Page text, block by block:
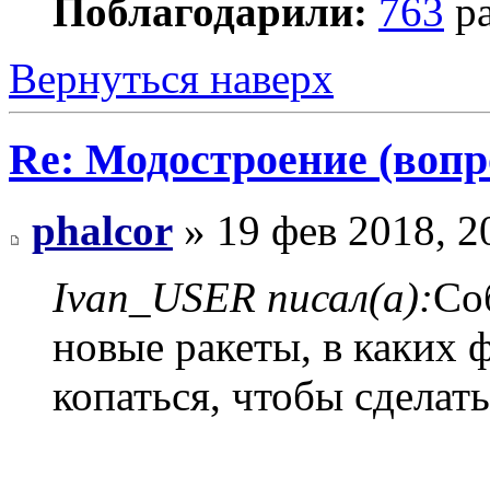
Поблагодарили: 763
Вернуться наверх
Re: Модостроение
phalcor » 19 фев 2018,
Ivan_USER писал(а):
новые ракеты, в каких
копаться, чтобы